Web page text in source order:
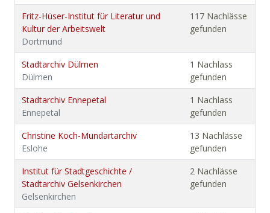
Fritz-Hüser-Institut für Literatur und
Kultur der Arbeitswelt
Dortmund
117 Nachlässe
gefunden
Stadtarchiv Dülmen
Dülmen
1 Nachlass
gefunden
Stadtarchiv Ennepetal
Ennepetal
1 Nachlass
gefunden
Christine Koch-Mundartarchiv
Eslohe
13 Nachlässe
gefunden
Institut für Stadtgeschichte /
Stadtarchiv Gelsenkirchen
Gelsenkirchen
2 Nachlässe
gefunden